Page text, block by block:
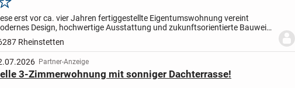
Merken
erst vor ca. vier Jahren fertiggestellte Eigentumswohnung vereint
Design, hochwertige Ausstattung und zukunftsorientierte Bauweise
einem Wohnkonzept, das höchsten Ansprüchen gerecht...
Rheinstetten
Partner-Anzeige
3-Zimmerwohnung mit sonniger Dachterrasse!